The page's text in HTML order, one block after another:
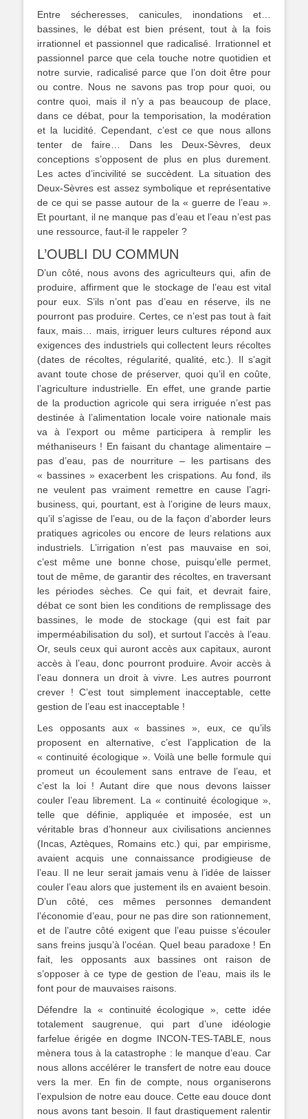
Entre sécheresses, canicules, inondations et…
bassines, le débat est bien présent, tout à la fois
irrationnel et passionnel que radicalisé. Irrationnel et
passionnel parce que cela touche notre quotidien et
notre survie, radicalisé parce que l’on doit être pour
ou contre. Nous ne savons pas trop pour quoi, ou
contre quoi, mais il n’y a pas beaucoup de place,
dans ce débat, pour la temporisation, la modération
et la lucidité. Cependant, c’est ce que nous allons
tenter de faire… Dans les Deux-Sèvres, deux
conceptions s’opposent de plus en plus durement.
Les actes d’incivilité se succèdent. La situation des
Deux-Sèvres est assez symbolique et représentative
de ce qui se passe autour de la « guerre de l’eau ».
Et pourtant, il ne manque pas d’eau et l’eau n’est pas
une ressource, faut-il le rappeler ?
L’OUBLI DU COMMUN
D’un côté, nous avons des agriculteurs qui, afin de
produire, affirment que le stockage de l’eau est vital
pour eux. S’ils n’ont pas d’eau en réserve, ils ne
pourront pas produire. Certes, ce n’est pas tout à fait
faux, mais… mais, irriguer leurs cultures répond aux
exigences des industriels qui collectent leurs récoltes
(dates de récoltes, régularité, qualité, etc.). Il s’agit
avant toute chose de préserver, quoi qu’il en coûte,
l’agriculture industrielle. En effet, une grande partie
de la production agricole qui sera irriguée n’est pas
destinée à l’alimentation locale voire nationale mais
va à l’export ou même participera à remplir les
méthaniseurs ! En faisant du chantage alimentaire –
pas d’eau, pas de nourriture – les partisans des
« bassines » exacerbent les crispations. Au fond, ils
ne veulent pas vraiment remettre en cause l’agri-
business, qui, pourtant, est à l’origine de leurs maux,
qu’il s’agisse de l’eau, ou de la façon d’aborder leurs
pratiques agricoles ou encore de leurs relations aux
industriels. L’irrigation n’est pas mauvaise en soi,
c’est même une bonne chose, puisqu’elle permet,
tout de même, de garantir des récoltes, en traversant
les périodes sèches. Ce qui fait, et devrait faire,
débat ce sont bien les conditions de remplissage des
bassines, le mode de stockage (qui est fait par
imperméabilisation du sol), et surtout l’accès à l’eau.
Or, seuls ceux qui auront accès aux capitaux, auront
accès à l’eau, donc pourront produire. Avoir accès à
l’eau donnera un droit à vivre. Les autres pourront
crever ! C’est tout simplement inacceptable, cette
gestion de l’eau est inacceptable !
Les opposants aux « bassines », eux, ce qu’ils
proposent en alternative, c’est l’application de la
« continuité écologique ». Voilà une belle formule qui
promeut un écoulement sans entrave de l’eau, et
c’est la loi ! Autant dire que nous devons laisser
couler l’eau librement. La « continuité écologique »,
telle que définie, appliquée et imposée, est un
véritable bras d’honneur aux civilisations anciennes
(Incas, Aztèques, Romains etc.) qui, par empirisme,
avaient acquis une connaissance prodigieuse de
l’eau. Il ne leur serait jamais venu à l’idée de laisser
couler l’eau alors que justement ils en avaient besoin.
D’un côté, ces mêmes personnes demandent
l’économie d’eau, pour ne pas dire son rationnement,
et de l’autre côté exigent que l’eau puisse s’écouler
sans freins jusqu’à l’océan. Quel beau paradoxe ! En
fait, les opposants aux bassines ont raison de
s’opposer à ce type de gestion de l’eau, mais ils le
font pour de mauvaises raisons.
Défendre la « continuité écologique », cette idée
totalement saugrenue, qui part d’une idéologie
farfelue érigée en dogme INCON-TES-TABLE, nous
mènera tous à la catastrophe : le manque d’eau. Car
nous allons accélérer le transfert de notre eau douce
vers la mer. En fin de compte, nous organiserons
l’expulsion de notre eau douce. Cette eau douce dont
nous avons tant besoin. Il faut drastiquement ralentir